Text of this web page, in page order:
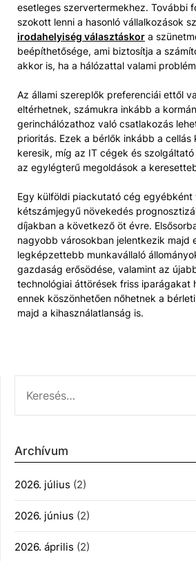
esetleges szervertermekhez. További
szokott lenni a hasonló vállalkozások
irodahelyiség választáskor a
beépíthetősége, ami biztosítja a
akkor is, ha a hálózattal valami
Az állami szereplők preferenciái ettől
eltérhetnek, számukra inkább a
gerinchálózathoz való csatlakozás
prioritás. Ezek a bérlők inkább a cellás
keresik, míg az IT cégek és
az egylégterű megoldások a
Egy külföldi piackutató cég egyébként
kétszámjegyű növekedés
díjakban a következő öt évre.
nagyobb városokban jelentkezik majd
legképzettebb munkavállaló
gazdaság erősödése, valamint az
technológiai áttörések friss iparágakat
ennek köszönhetően nőhetnek a
majd a kihasználatlanság is.
Archívum
2026. július (2)
2026. június (2)
2026. április (2)